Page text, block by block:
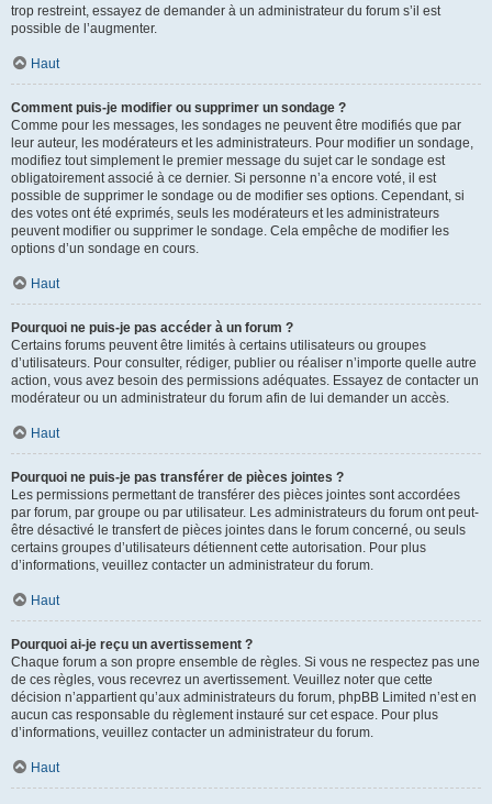
trop restreint, essayez de demander à un administrateur du forum s’il est
possible de l’augmenter.
Haut
Comment puis-je modifier ou supprimer un sondage ?
Comme pour les messages, les sondages ne peuvent être modifiés que par
leur auteur, les modérateurs et les administrateurs. Pour modifier un sondage,
modifiez tout simplement le premier message du sujet car le sondage est
obligatoirement associé à ce dernier. Si personne n’a encore voté, il est
possible de supprimer le sondage ou de modifier ses options. Cependant, si
des votes ont été exprimés, seuls les modérateurs et les administrateurs
peuvent modifier ou supprimer le sondage. Cela empêche de modifier les
options d’un sondage en cours.
Haut
Pourquoi ne puis-je pas accéder à un forum ?
Certains forums peuvent être limités à certains utilisateurs ou groupes
d’utilisateurs. Pour consulter, rédiger, publier ou réaliser n’importe quelle autre
action, vous avez besoin des permissions adéquates. Essayez de contacter un
modérateur ou un administrateur du forum afin de lui demander un accès.
Haut
Pourquoi ne puis-je pas transférer de pièces jointes ?
Les permissions permettant de transférer des pièces jointes sont accordées
par forum, par groupe ou par utilisateur. Les administrateurs du forum ont peut-
être désactivé le transfert de pièces jointes dans le forum concerné, ou seuls
certains groupes d’utilisateurs détiennent cette autorisation. Pour plus
d’informations, veuillez contacter un administrateur du forum.
Haut
Pourquoi ai-je reçu un avertissement ?
Chaque forum a son propre ensemble de règles. Si vous ne respectez pas une
de ces règles, vous recevrez un avertissement. Veuillez noter que cette
décision n’appartient qu’aux administrateurs du forum, phpBB Limited n’est en
aucun cas responsable du règlement instauré sur cet espace. Pour plus
d’informations, veuillez contacter un administrateur du forum.
Haut